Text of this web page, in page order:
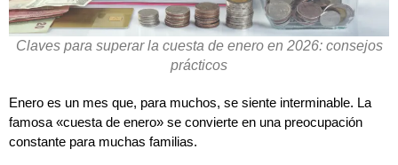
Claves para superar la cuesta de enero en 2026: consejos
prácticos
Enero es un mes que, para muchos, se siente interminable. La
famosa «cuesta de enero» se convierte en una preocupación
constante para muchas familias.